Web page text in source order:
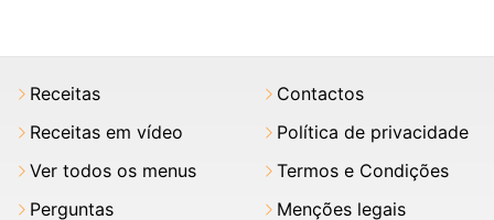
Receitas
Receitas em vídeo
Ver todos os menus
Perguntas
Contactos
Política de privacidade
Termos e Condições
Menções legais